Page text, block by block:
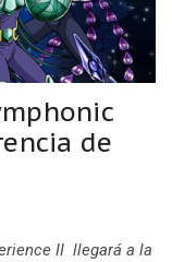
de
II llegará a la